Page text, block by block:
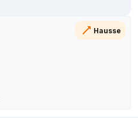
Hausse